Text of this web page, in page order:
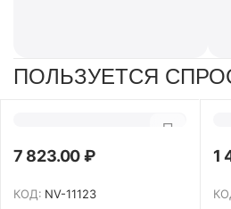
ПОЛЬЗУЕТСЯ
7 823.00₽
КОД: NV-11123
1